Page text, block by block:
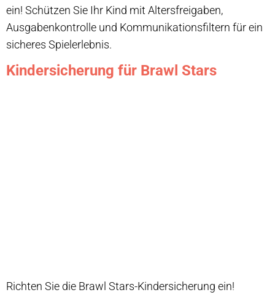
ein! Schützen Sie Ihr Kind mit Altersfreigaben,
Ausgabenkontrolle und Kommunikationsfiltern für ein
sicheres Spielerlebnis.
Kindersicherung für Brawl Stars
Richten Sie die Brawl Stars-Kindersicherung ein!